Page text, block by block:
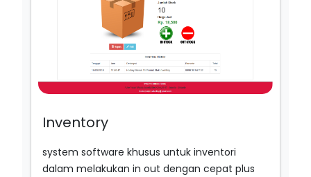
Inventory
system software khusus untuk inventori
dalam melakukan in out dengan cepat plus